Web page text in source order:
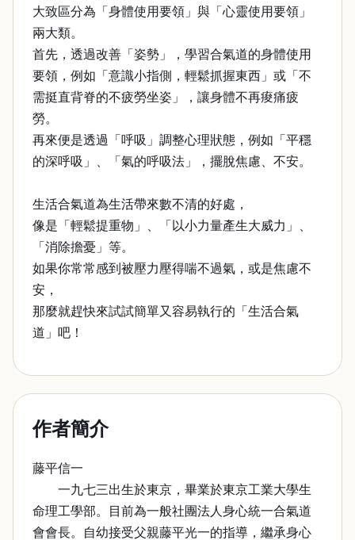
大致區分為「身體使用要領」與「心靈使用要領」
兩大類。
首先，透過改善「姿勢」，學習合氣道的身體使用
要領，例如「意識小指側，輕鬆抓握東西」或「不
需挺直背脊的不疲勞坐姿」，讓身體不再痠痛疲
勞。
再來便是透過「呼吸」調整心理狀態，例如「平穩
的深呼吸」、「氣的呼吸法」，擺脫焦慮、不安。
生活合氣道為生活帶來數不清的好處，
像是「輕鬆提重物」、「以小力量產生大威力」、
「消除擔憂」等。
如果你常常感到被壓力壓得喘不過氣，或是焦慮不
安，
那麼就趕快來試試簡單又容易執行的「生活合氣
道」吧！
作者簡介
藤平信一
一九七三出生於東京，畢業於東京工業大學生
命理工學部。目前為一般社團法人身心統一合氣道
會會長。自幼接受父親藤平光一的指導，繼承身心